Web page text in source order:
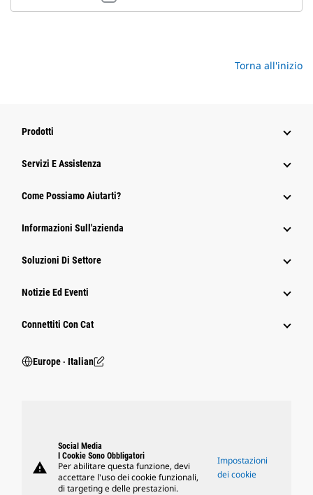
Torna all'inizio
Prodotti
Servizi E Assistenza
Come Possiamo Aiutarti?
Informazioni Sull'azienda
Soluzioni Di Settore
Notizie Ed Eventi
Connettiti Con Cat
Europe ‧ Italian
warning
Social Media
I Cookie Sono Obbligatori
Per abilitare questa funzione, devi
accettare l'uso dei cookie funzionali,
di targeting e delle prestazioni.
Impostazioni
dei cookie